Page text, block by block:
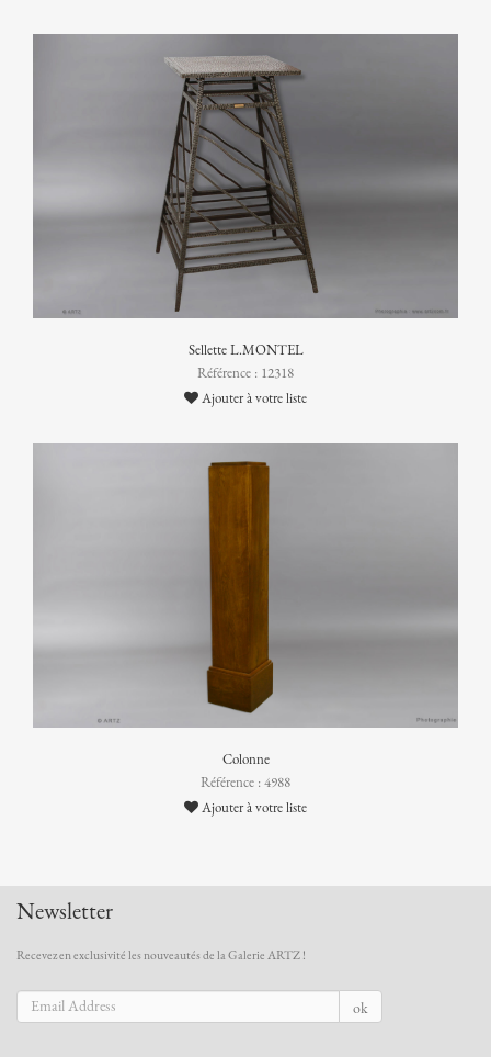
Sellette L.MONTEL
Référence : 12318
Ajouter à votre liste
Colonne
Référence : 4988
Ajouter à votre liste
Newsletter
Recevez en exclusivité les nouveautés de la Galerie ARTZ !
ok